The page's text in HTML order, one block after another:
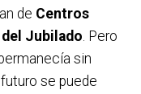
de Centros
Jubilado . Pero
sin
se puede